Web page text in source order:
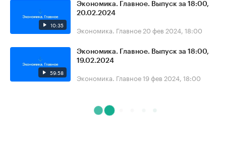
10:35
Экономика. Главное. Выпуск за 18:00,
20.02.2024
Экономика. Главное 20 фев 2024, 18:00
59:58
Экономика. Главное. Выпуск за 18:00,
19.02.2024
Экономика. Главное19 фев 2024, 18:00